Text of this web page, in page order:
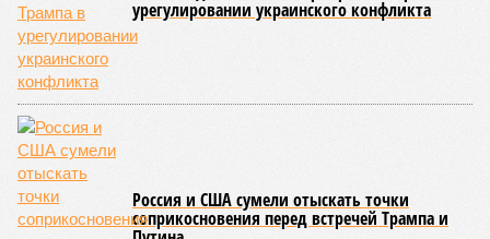
строительства не подтверждают ни соблюдения графика
строительства, ни объёма фактически выполненных работ.
Напрашивается закономерный вопрос: если
декларируемая «Capital Group модель (достраивать
проблемные объекты SSD») сработала на
Лосиноостровской, почему она не масштабируется на
Люблино? И означает ли отсутствие техники на площадке,
что в реальности подрядчик по «Станции Л» ещё даже не
определён?Митингии палаточные лагеря у объекта в